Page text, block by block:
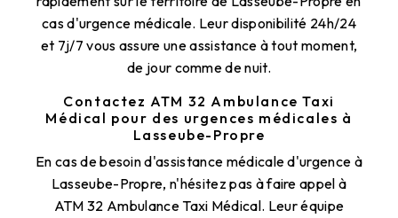
cas d'urgence médicale. Leur disponibilité 24h/24
et 7j/7 vous assure une assistance à tout moment,
de jour comme de nuit.
Contactez ATM 32 Ambulance Taxi
Médical pour des urgences médicales à
Lasseube-Propre
En cas de besoin d'assistance médicale d'urgence à
Lasseube-Propre, n'hésitez pas à faire appel à
ATM 32 Ambulance Taxi Médical. Leur équipe